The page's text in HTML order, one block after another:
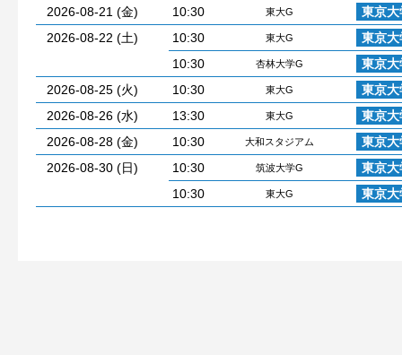
2026-08-21 (金)
10:30 東大G
東京大
2026-08-22 (土)
10:30 東大G
東京大
10:30
杏林大学G
東京大
2026-08-25 (火)
10:30 東大G
東京大
2026-08-26 (水)
13:30 東大G
東京大
2026-08-28 (金)
10:30 大和スタジアム
東京大
2026-08-30 (日)
10:30 筑波大学G
東京大
10:30
東大G 東京大